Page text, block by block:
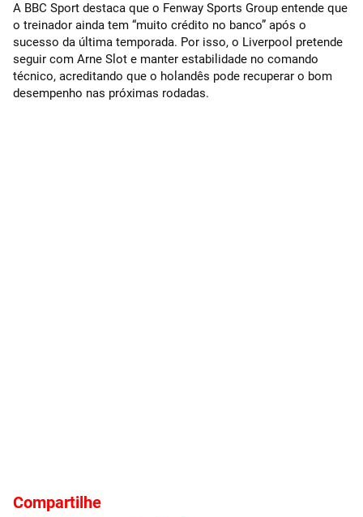
A BBC Sport destaca que o Fenway Sports Group entende que
o treinador ainda tem “muito crédito no banco” após o
sucesso da última temporada. Por isso, o Liverpool pretende
seguir com Arne Slot e manter estabilidade no comando
técnico, acreditando que o holandês pode recuperar o bom
desempenho nas próximas rodadas.
Compartilhe